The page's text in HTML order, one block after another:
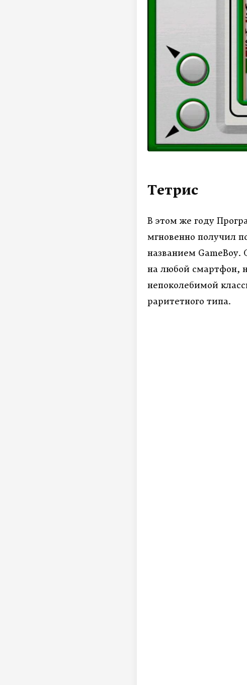
Тетрис
В этом же году
мгновенно получил
названием
на любой смартфон,
непоколебимой
раритетного типа.